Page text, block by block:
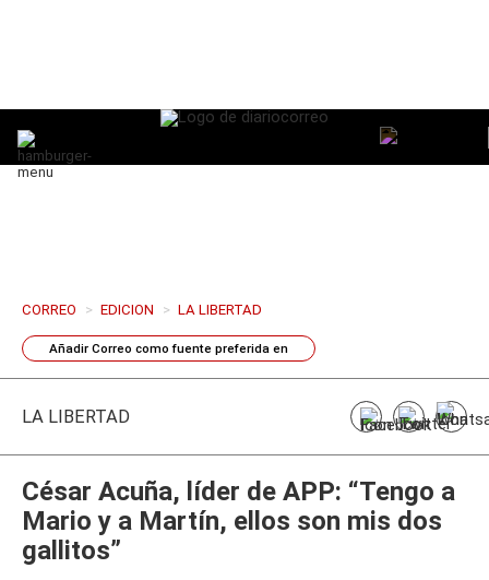
CORREO > EDICION > LA LIBERTAD
Añadir Correo como fuente preferida en
LA LIBERTAD
César Acuña, líder de APP: “Tengo a
Mario y a Martín, ellos son mis dos
gallitos”